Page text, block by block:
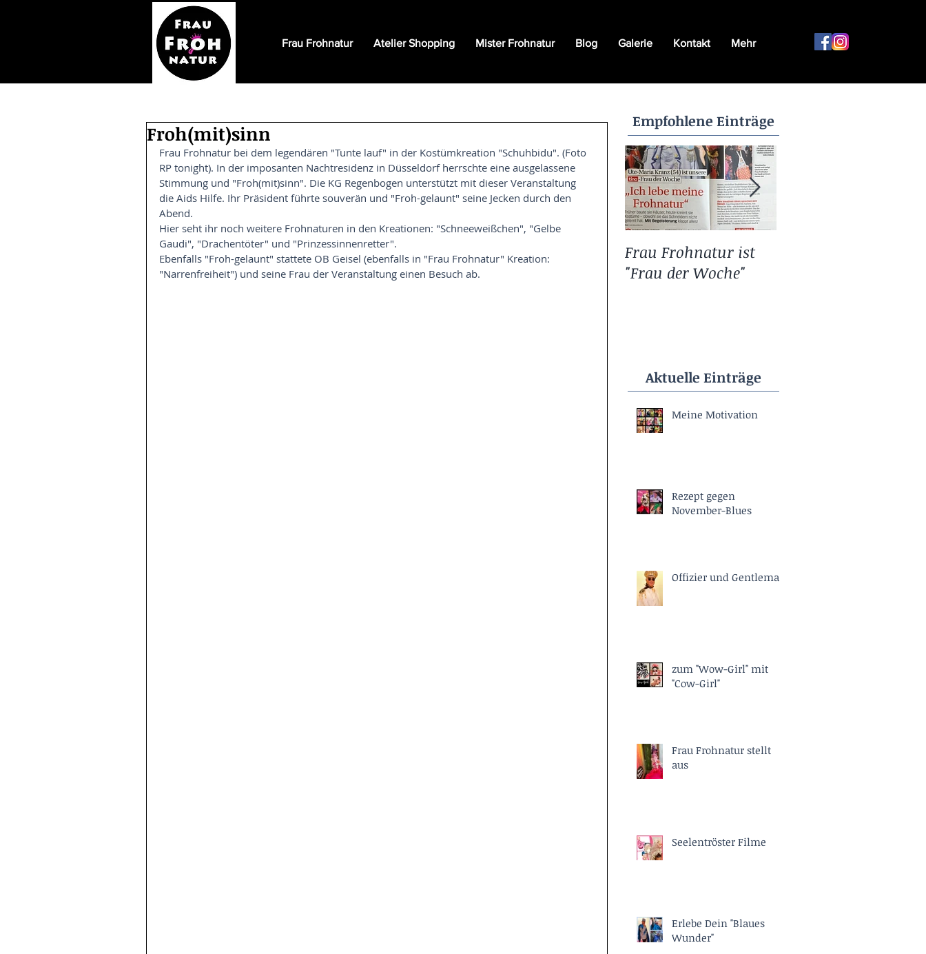
Frau Frohnatur Atelier Shopping Mister Frohnatur Blog Galerie Kontakt Mehr
Froh(mit)sinn
Frau Frohnatur bei dem legendären "Tunte lauf" in der Kostümkreation "Schuhbidu". (Foto
RP tonight). In der imposanten Nachtresidenz in Düsseldorf herrschte eine ausgelassene
Stimmung und "Froh(mit)sinn". Die KG Regenbogen unterstützt mit dieser Veranstaltung
die Aids Hilfe. Ihr Präsident führte souverän und "Froh-gelaunt" seine Jecken durch den
Abend.
Hier seht ihr noch weitere Frohnaturen in den Kreationen: "Schneeweißchen", "Gelbe
Gaudi", "Drachentöter" und "Prinzessinnenretter".
Ebenfalls "Froh-gelaunt" stattete OB Geisel (ebenfalls in "Frau Frohnatur" Kreation:
"Narrenfreiheit") und seine Frau der Veranstaltung einen Besuch ab.
Empfohlene Einträge
Frau Frohnatur ist
"Frau der Woche"
Aktuelle Einträge
Meine Motivation
Rezept gegen
November-Blues
Offizier und Gentleman
zum "Wow-Girl" mit
"Cow-Girl"
Frau Frohnatur stellt
aus
Seelentröster Filme
Erlebe Dein "Blaues
Wunder"